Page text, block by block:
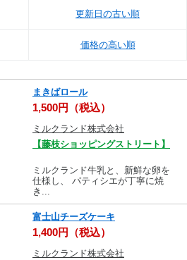
更新日の古い順
価格の高い順
まきばロール
1,500円（税込）
ミルクランド株式会社
【藤枝ショッピングストリート】
ミルクランド牛乳と、新鮮な卵を
仕様し、 パティシエが丁寧に焼
き...
富士山チーズケーキ
1,400円（税込）
ミルクランド株式会社